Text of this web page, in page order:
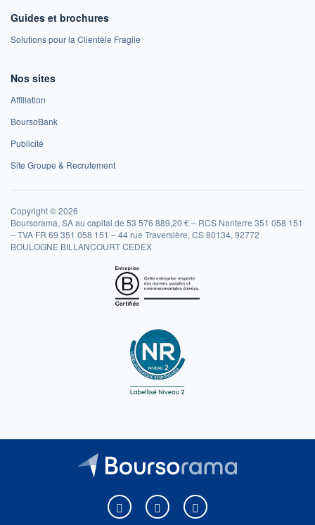
Guides et brochures
Solutions pour la Clientèle Fragile
Nos sites
Affiliation
BoursoBank
Publicité
Site Groupe & Recrutement
Copyright © 2026
Boursorama, SA au capital de 53 576 889,20 € – RCS Nanterre 351 058 151
– TVA FR 69 351 058 151 – 44 rue Traversière, CS 80134, 92772
BOULOGNE BILLANCOURT CEDEX
Boursorama sur Facebook
Boursorama sur XBoursorama sur